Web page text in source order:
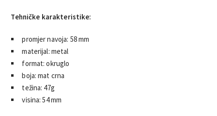
Tehničke karakteristike:
promjer navoja: 58 mm
materijal: metal
format: okruglo
boja: mat crna
težina: 47g
visina: 54 mm